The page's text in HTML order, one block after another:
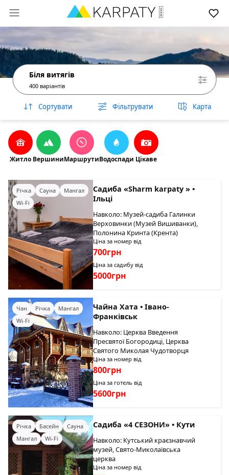
Біля витягів
400 варіантів
Сортувати Фільтрувати Карта
Житло ВершиниМаршрутиВодоспади Цікаве
Річка Сауна
Мангал
Wi-Fi
Садиба «Sharm karpaty » •
Ільці
Навколо: Музей-садиба Галинки
Верховинки (Музей Вишиванки),
Полонина Кринта (Крента)
Ціна за номер від
700грн
Ціна за садибу від
5000грн
Чан Річка
Мангал
Wi-Fi
Чайна Хата • Івано-
Франківськ
Навколо: Церква Введення
Пресвятої Богородиці, Церква
Святого Миколая Чудотворця
Ціна за номер від
800грн
Ціна за готель від
5600грн
Річка Басейн
Сауна
Мангал
Wi-Fi
Садиба «4 СЕЗОНИ» • Кути
Навколо: Кутський краєзнавчий
музей, Свято-Миколаївська
церква
Ціна за номер від